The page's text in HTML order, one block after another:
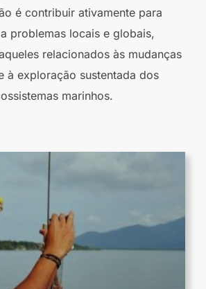
é contribuir ativamente para
problemas locais e globais,
relacionados às mudanças
à exploração sustentada dos
marinhos.